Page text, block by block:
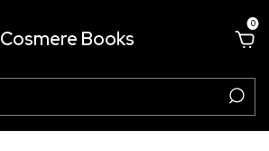
Cosmere Books
0